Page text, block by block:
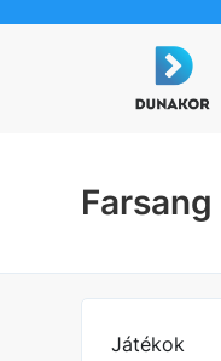
Farsang
Játékok